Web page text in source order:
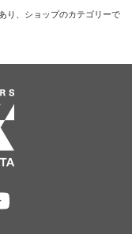
り、ショップのカテゴリーで